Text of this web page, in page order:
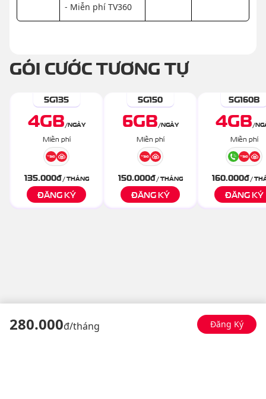
- Miễn phí TV360
GÓI CƯỚC TƯƠNG TỰ
5G135
4GB /NGÀY
Miễn phí
135.000đ/ THÁNG
ĐĂNG KÝ
5G150
6GB /NGÀY
Miễn phí
150.000đ/ THÁNG
ĐĂNG KÝ
5G160B
4GB /
Miễn phí
160.000đ/
ĐĂNG KÝ
280.000đ/tháng Đăng Ký